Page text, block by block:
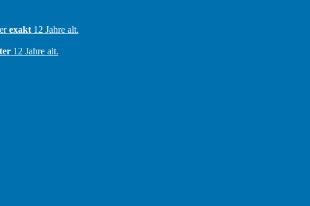
exakt12 Jahre alt.
12 Jahre alt.